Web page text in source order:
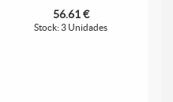
56.61 €
Stock: 3 Unidades